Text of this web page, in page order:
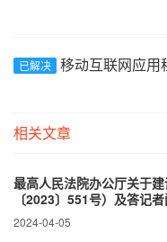
已解决 移动互联网应用
相关文章
最高人民法院办公厅关于
〔2023〕551号）及答记
2024-04-05